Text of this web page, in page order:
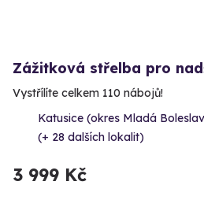
Zážitková střelba pro
Vystřílíte celkem 110 nábojů!
Katusice (okres Mladá
(+ 28 dalších lokalit)
3 999 Kč